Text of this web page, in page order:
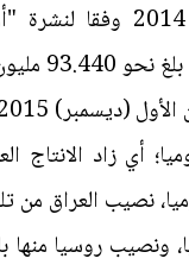
الأول(ديسمبر) 2014
(فبراير)